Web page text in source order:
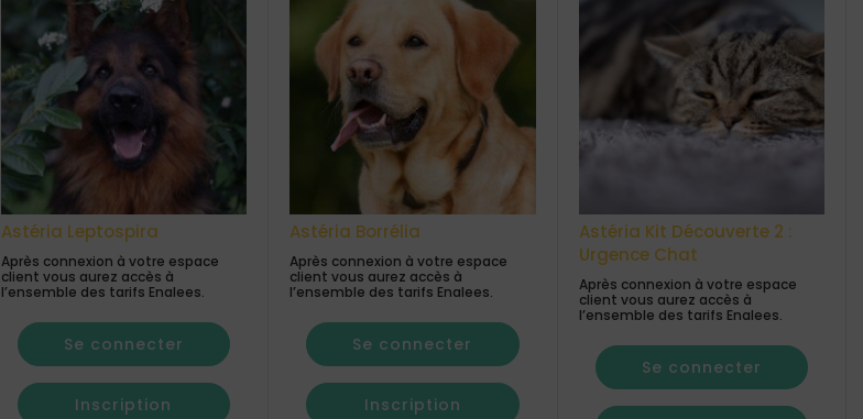
Astéria Leptospira
Après connexion à votre espace
client vous aurez accès à
l’ensemble des tarifs Enalees.
Se connecter
Inscription
Astéria Borrélia
Après connexion à votre espace
client vous aurez accès à
l’ensemble des tarifs Enalees.
Se connecter
Inscription
Astéria Kit Découverte 2 :
Urgence Chat
Après connexion à votre espace
client vous aurez accès à
l’ensemble des tarifs Enalees.
Se connecter